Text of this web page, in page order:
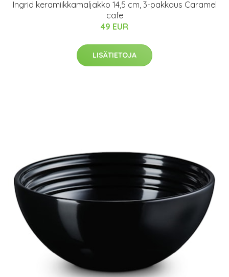
Ingrid keramiikkamaljakko 14,5 cm, 3-pakkaus Caramel
cafe
49 EUR
LISÄTIETOJA